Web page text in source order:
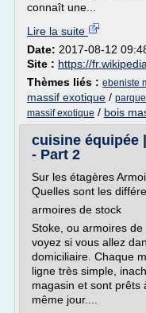
connaît une...
Lire la suite
Date: 2017-08-12
Site : https://
Thèmes liés : ebeniste
massif exotique /
massif exotique / bois
cuisine équipée
- Part 2
Sur les étagères
Quelles sont les
armoires de stock
Stoke, ou armoires
voyez si vous allez
domiciliaire. Chaque
ligne très simple,
magasin et sont prêts
même jour....